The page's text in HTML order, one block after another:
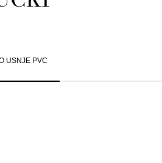
USNJE PVC